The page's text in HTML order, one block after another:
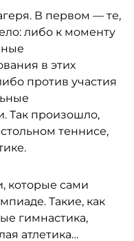
В первом — те,
либо к моменту
в этих
против участия
Так произошло,
теннисе,
которые сами
Такие, как
гимнастика,
атлетика…